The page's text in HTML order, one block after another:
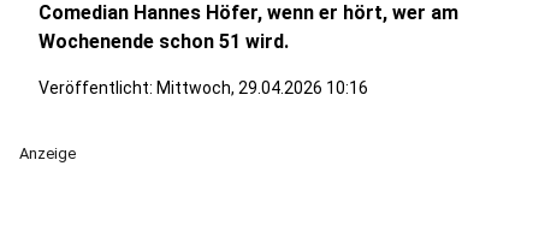
Comedian Hannes Höfer, wenn er hört, wer am
Wochenende schon 51 wird.
Veröffentlicht: Mittwoch, 29.04.2026 10:16
Anzeige